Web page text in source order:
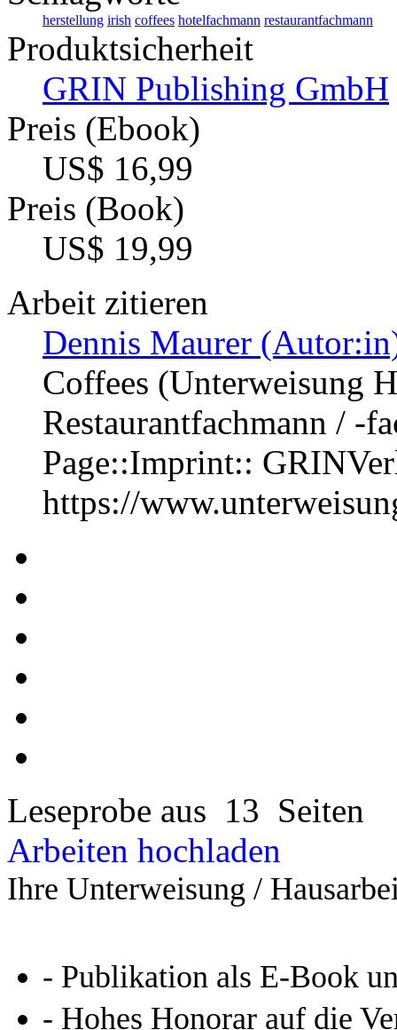
herstellung irish coffees hotelfachmann restaurantfachmann
Produktsicherheit
GRIN Publishing GmbH
Preis (Ebook)
US$ 16,99
Preis (Book)
US$ 19,99
Arbeit zitieren
Dennis Maurer
Coffees (Unterweisung
Restaurantfachmann / -
Page::Imprint::
https://